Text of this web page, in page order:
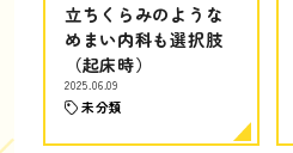
立ちくらみのような
めまい内科も選択肢
（起床時）
2025.06.09
未分類